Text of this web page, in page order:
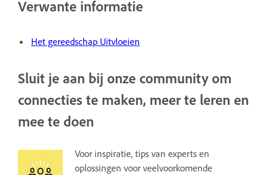
Verwante informatie
Het gereedschap Uitvloeien
Sluit je aan bij onze community om
connecties te maken, meer te leren en
mee te doen
Voor inspiratie, tips van experts en
oplossingen voor veelvoorkomende